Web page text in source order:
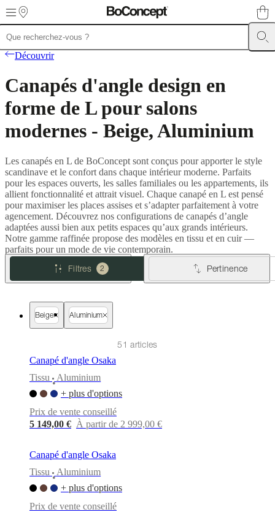
Skip to main content
MeublesCanapés
Rangements
Meubles
d’extérieurLuminaires TapisAccessoires SALECollections
canapésCollections
tablesCollections
et
fauteuilsCollections
de
fauteuilsBeds
collectionsCollections
de
rangementsCollections
d’accessoiresCollection
tissu
Mobiliers
d'expositionPiècesSéjoursSalles
ChambresAménagements
extérieursPetits
espacesBureauxBoConcept
ChristensenInspirationService
ContactDélai
livraison Entretien
meublesInstructions
d’assemblageGarantieJuridiqueService
Décoration
d'IntérieurCommandez
échantillons
Trouver
Découvrir
Canapés d'angle design en
forme de L pour salons
modernes - Beige, Aluminium
Les canapés en L de BoConcept sont conçus pour apporter le style
scandinave et le confort dans chaque intérieur moderne. Parfaits
pour les espaces ouverts, les salles familiales ou les appartements, ils
allient fonctionnalité et attrait visuel. Chaque canapé en L est pensé
pour maximiser les places assises et s’adapter parfaitement à votre
agencement. Découvrez nos configurations de canapés d’angle
adaptées aussi bien aux petits espaces qu’aux grands intérieurs.
Notre gamme raffinée propose des modèles en tissu et en cuir —
parfaits pour un mode de vie contemporain.
Filtres
2 Pertinence
Beige Aluminium
51 articles
Canapé d'angle Osaka
Tissu
•
Aluminium
+ plus d'options
Prix de vente conseillé
5 149,00 € À partir de 2 999,00 €
Canapé d'angle Osaka
Tissu
•
Aluminium
+ plus d'options
Prix de vente conseillé